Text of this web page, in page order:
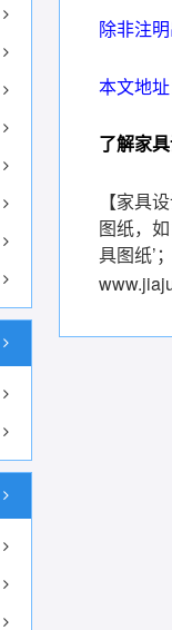
除非注
本文地址
了解家
【家具
图纸，如
具图纸’